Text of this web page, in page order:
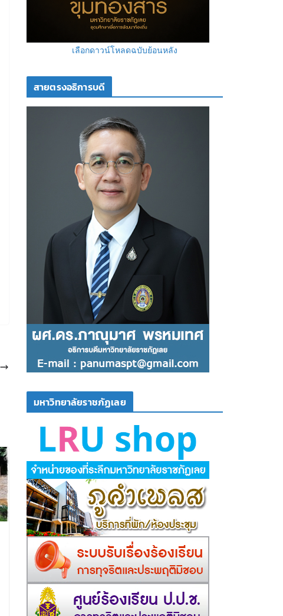
เลือกดาวน์โหลดฉบับย้อนหลัง
สายตรงอธิการบดี
มหาวิทยาลัยราชภัฏเลย